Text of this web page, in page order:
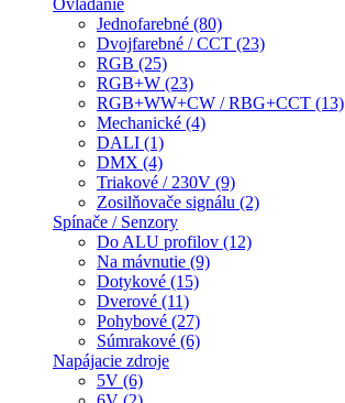
Ovládanie
Jednofarebné (80)
Dvojfarebné / CCT (23)
RGB (25)
RGB+W (23)
RGB+WW+CW / RBG+CCT (13)
Mechanické (4)
DALI (1)
DMX (4)
Triakové / 230V (9)
Zosilňovače signálu (2)
Spínače / Senzory
Do ALU profilov (12)
Na mávnutie (9)
Dotykové (15)
Dverové (11)
Pohybové (27)
Súmrakové (6)
Napájacie zdroje
5V (6)